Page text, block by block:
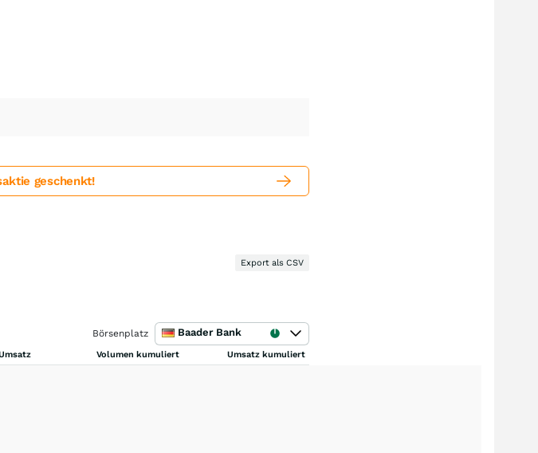
geschenkt!
Export als CSV
Börsenplatz Baader Bank
Volumen kumuliert Umsatz kumuliert